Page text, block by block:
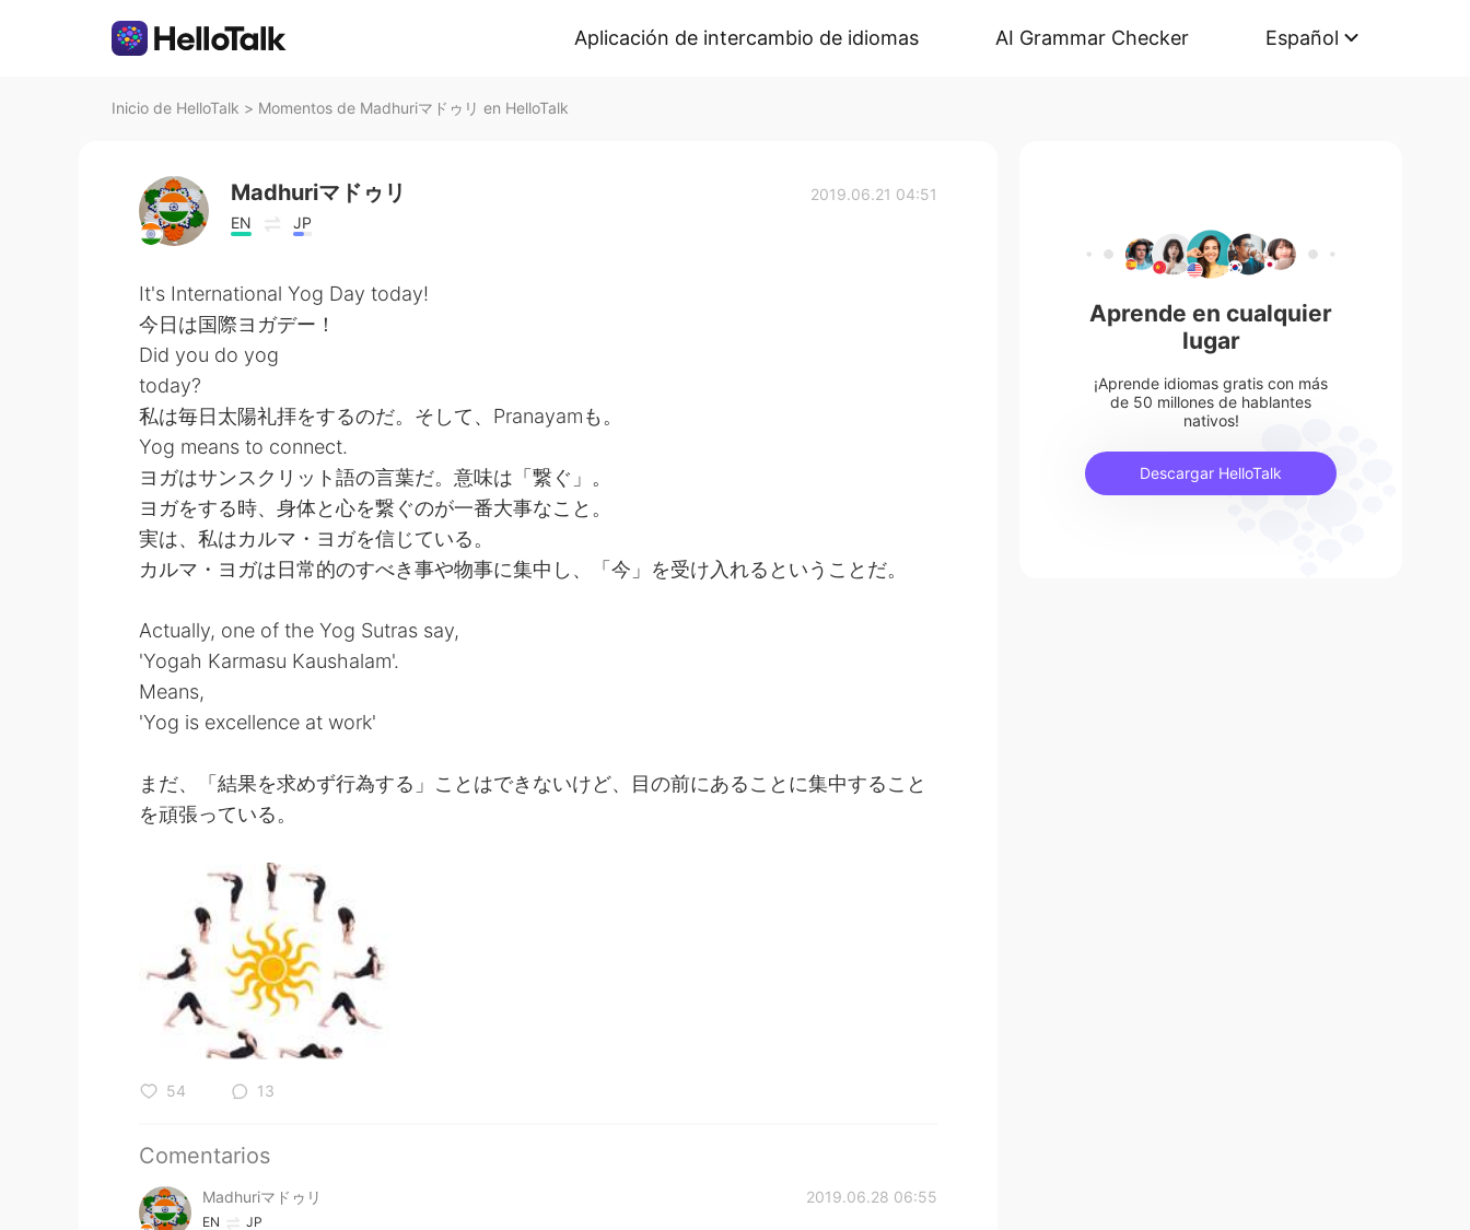
Aplicación de intercambio de idiomas AI Grammar Checker Español
Inicio de HelloTalk > Momentos de Madhuriマドゥリ en HelloTalk
Madhuriマドゥリ
EN JP
2019.06.21 04:51
It's International Yog Day today!
今日は国際ヨガデー！
Did you do yog
today?
私は毎日太陽礼拝をするのだ。そして、Pranayamも。
Yog means to connect.
ヨガはサンスクリット語の言葉だ。意味は「繋ぐ」。
ヨガをする時、身体と心を繋ぐのが一番大事なこと。
実は、私はカルマ・ヨガを信じている。
カルマ・ヨガは日常的のすべき事や物事に集中し、「今」を受け入れるということだ。
Actually, one of the Yog Sutras say,
'Yogah Karmasu Kaushalam'.
Means,
'Yog is excellence at work'
まだ、「結果を求めず行為する」ことはできないけど、目の前にあることに集中すること
を頑張っている。
54 13
Comentarios
Madhuriマドゥリ 2019.06.28 06:55
EN JP
Aprende en cualquier
lugar
¡Aprende idiomas gratis con más
de 50 millones de hablantes
nativos!
Descargar HelloTalk